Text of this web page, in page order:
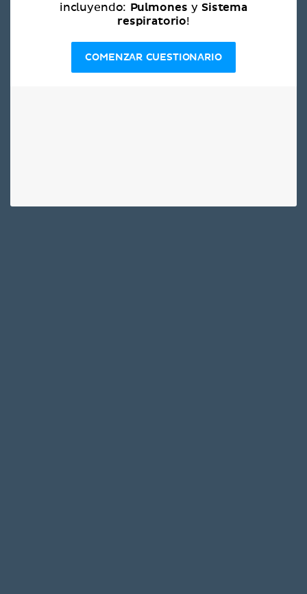
incluyendo: Pulmones y Sistema
respiratorio!
COMENZAR CUESTIONARIO